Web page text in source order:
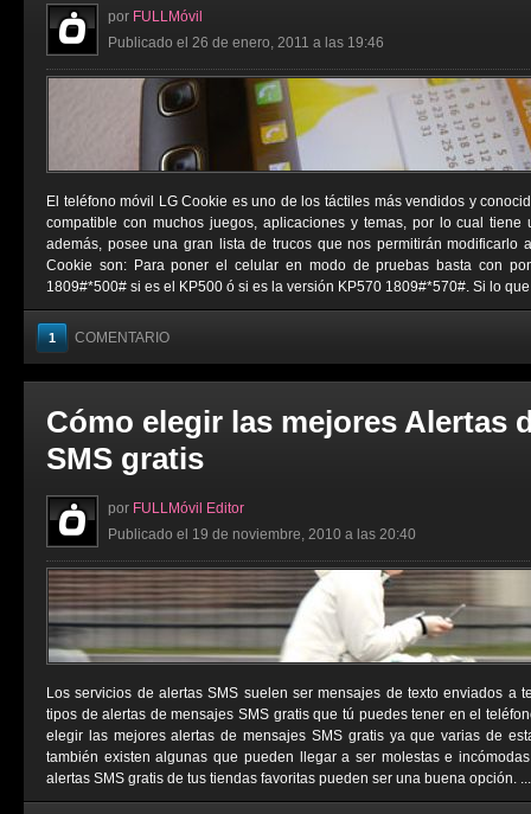
por FULLMóvil
Publicado el 26 de enero, 2011 a las 19:46
El teléfono móvil LG Cookie es uno de los táctiles más vendidos y
compatible con muchos juegos, aplicaciones y temas, por lo cual
además, posee una gran lista de trucos que nos permitirán modificarlo
Cookie son: Para poner el celular en modo de pruebas basta con
1809#*500# si es el KP500 ó si es la versión KP570 1809#*570#. Si lo que
1 COMENTARIO
Cómo elegir las mejores Alertas
SMS gratis
por FULLMóvil Editor
Publicado el 19 de noviembre, 2010 a las 20:40
Los servicios de alertas SMS suelen ser mensajes de texto enviados a
tipos de alertas de mensajes SMS gratis que tú puedes tener en el
elegir las mejores alertas de mensajes SMS gratis ya que varias de
también existen algunas que pueden llegar a ser molestas e
alertas SMS gratis de tus tiendas favoritas pueden ser una buena opción. ...